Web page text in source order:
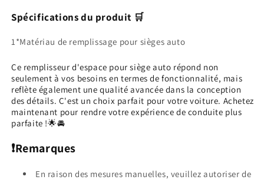
Spécifications du produit 🛒
1*Matériau de remplissage pour sièges auto
Ce remplisseur d'espace pour siège auto répond non
seulement à vos besoins en termes de fonctionnalité, mais
reflète également une qualité avancée dans la conception
des détails. C'est un choix parfait pour votre voiture. Achetez
maintenant pour rendre votre expérience de conduite plus
parfaite !🌟🚘
❗Remarques
En raison des mesures manuelles, veuillez autoriser de